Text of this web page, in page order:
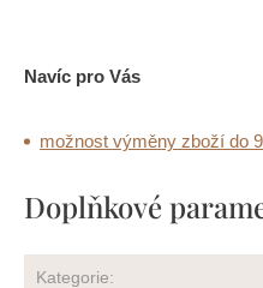
Navíc pro Vás
možnost výměny zboží do
Doplňkové
Kategorie: